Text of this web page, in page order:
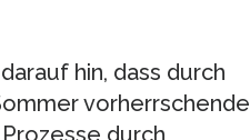
hin, dass durch
vorherrschende
durch